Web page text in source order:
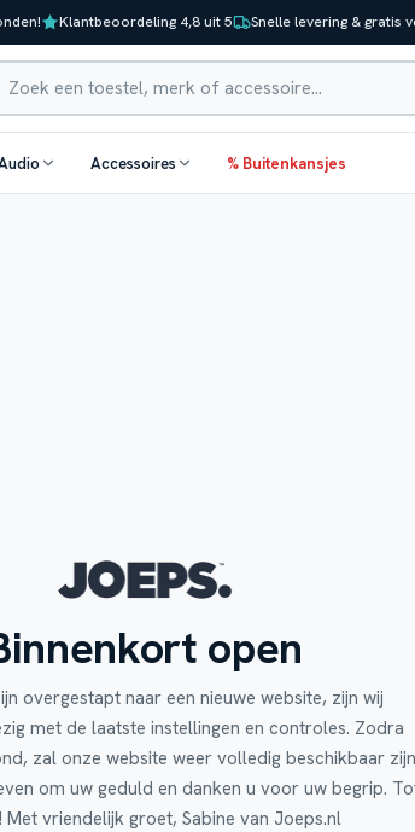
Klantbeoordeling 4,8 uit 5 Snelle levering & gratis
Accessoires % Buitenkansjes
open
overgestapt naar een nieuwe website, zijn wij
met de laatste instellingen en controles. Zodra
zal onze website weer volledig beschikbaar
om uw geduld en danken u voor uw begrip.
Met vriendelijk groet, Sabine van Joeps.nl